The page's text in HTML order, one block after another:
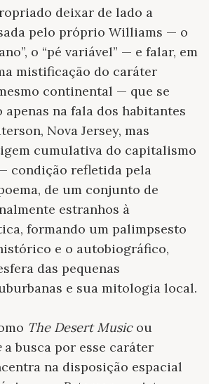
deixar de lado a
pelo próprio Williams — o
o “pé variável” — e falar, em
mistificação do caráter
continental — que se
apenas na fala dos habitantes
Nova Jersey, mas
cumulativa do capitalismo
condição refletida pela
de um conjunto de
estranhos à
formando um palimpsesto
e o autobiográfico,
das pequenas
e sua mitologia local.
The Desert Musicou
a busca por esse caráter
na disposição espacial